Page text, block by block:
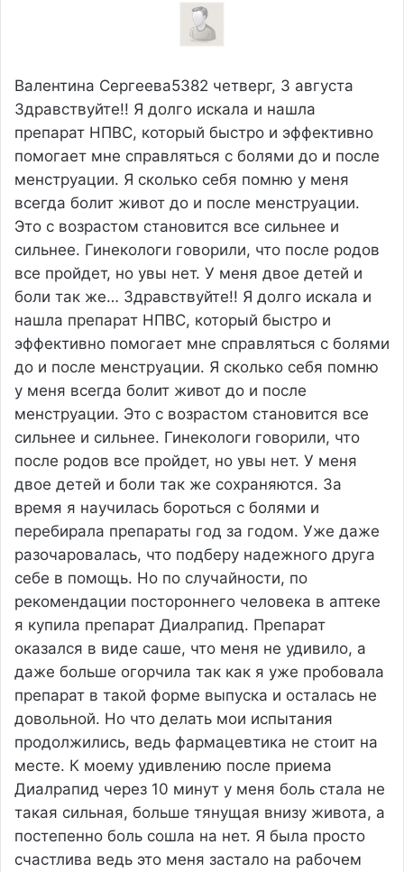
Валентина Сергеева5382 четверг, 3 августа
Здравствуйте!! Я долго искала и нашла
препарат НПВС, который быстро и эффективно
помогает мне справляться с болями до и после
менструации. Я сколько себя помню у меня
всегда болит живот до и после менструации.
Это с возрастом становится все сильнее и
сильнее. Гинекологи говорили, что после родов
все пройдет, но увы нет. У меня двое детей и
боли так же… Здравствуйте!! Я долго искала и
нашла препарат НПВС, который быстро и
эффективно помогает мне справляться с болями
до и после менструации. Я сколько себя помню
у меня всегда болит живот до и после
менструации. Это с возрастом становится все
сильнее и сильнее. Гинекологи говорили, что
после родов все пройдет, но увы нет. У меня
двое детей и боли так же сохраняются. За
время я научилась бороться с болями и
перебирала препараты год за годом. Уже даже
разочаровалась, что подберу надежного друга
себе в помощь. Но по случайности, по
рекомендации постороннего человека в аптеке
я купила препарат Диалрапид. Препарат
оказался в виде саше, что меня не удивило, а
даже больше огорчила так как я уже пробовала
препарат в такой форме выпуска и осталась не
довольной. Но что делать мои испытания
продолжились, ведь фармацевтика не стоит на
месте. К моему удивлению после приема
Диалрапид через 10 минут у меня боль стала не
такая сильная, больше тянущая внизу живота, а
постепенно боль сошла на нет. Я была просто
счастлива ведь это меня застало на рабочем